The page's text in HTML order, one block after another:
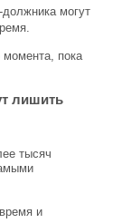
могут
момента, пока
лишить
тысяч
и